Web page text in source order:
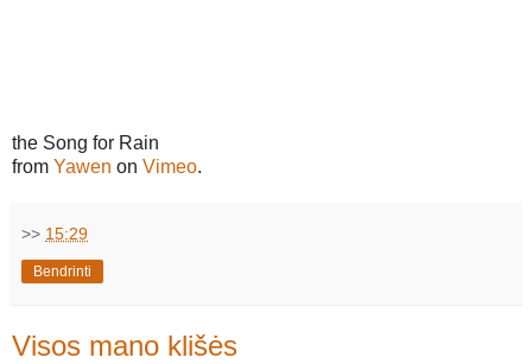
the Song for Rain
from Yawen on Vimeo.
>> 15:29
Bendrinti
Visos mano klišės